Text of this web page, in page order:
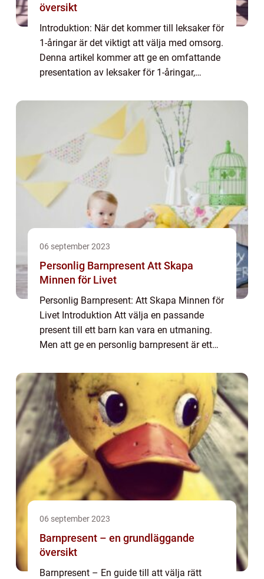
översikt
Introduktion: När det kommer till leksaker för
1-åringar är det viktigt att välja med omsorg.
Denna artikel kommer att ge en omfattande
presentation av leksaker för 1-åringar,
popularitet och kvantitativa mätn...
06 september 2023
Personlig Barnpresent Att Skapa
Minnen för Livet
Personlig Barnpresent: Att Skapa Minnen för
Livet Introduktion Att välja en passande
present till ett barn kan vara en utmaning.
Men att ge en personlig barnpresent är ett
ögonblick. I denna artikel utforska...
06 september 2023
Barnpresent – en grundläggande
översikt
Barnpresent – En guide till att välja rätt